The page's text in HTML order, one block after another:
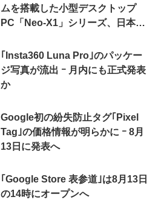
ムを搭載した小型デスクトップ
PC「Neo-X1」シリーズ、日本で
｢Insta360 Luna Pro｣のパッケー
ジ写真が流出 ｰ 月内にも正式発表
か
Google初の紛失防止タグ｢Pixel
Tag｣の価格情報が明らかに ｰ 8月
13日に発表へ
｢Google Store 表参道｣は8月13日
の14時にオープンへ